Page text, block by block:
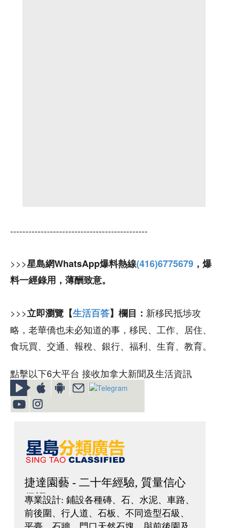
---------------------------------------------
>>>星島網WhatsApp爆料熱線(416)6775679 ，爆
料一經錄用，薄酬致意。
>>>立即瀏覽【生活百答】欄目： 新移民抵埗攻
略，老華僑也未必知道的事，移民、工作、居住、
食玩買、交通、報稅、銀行、福利、生育、教育。
點擊以下6大平台 接收加拿大新聞及生活資訊